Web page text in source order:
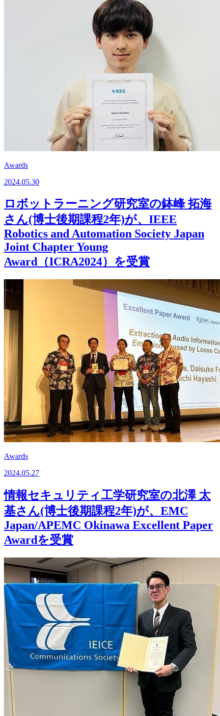
Awards
2024.05.30
ロボットラーニング研究室の鉢峰 拓海
さん(博士後期課程2年)が、IEEE
Robotics and Automation Society Japan
Joint Chapter Young
Award（ICRA2024）を受賞
Awards
2024.05.27
情報セキュリティ工学研究室の北澤 太
基さん(博士後期課程2年)が、EMC
Japan/APEMC Okinawa Excellent Paper
Awardを受賞